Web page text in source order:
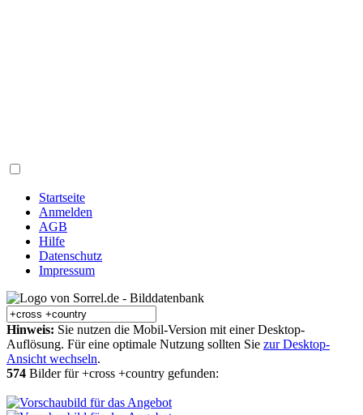
Startseite
Anmelden
AGB
Hilfe
Datenschutz
Impressum
Hinweis: Sie nutzen die Mobil-Version mit einer Desktop-
Auflösung. Für eine optimale Nutzung sollten Sie zur Desktop-
Ansicht wechseln.
574 Bilder für +cross +country gefunden: